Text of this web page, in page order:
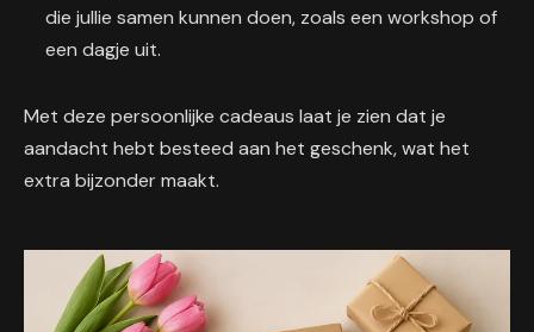
die jullie samen kunnen doen, zoals een workshop of
een dagje uit.
Met deze persoonlijke cadeaus laat je zien dat je
aandacht hebt besteed aan het geschenk, wat het
extra bijzonder maakt.